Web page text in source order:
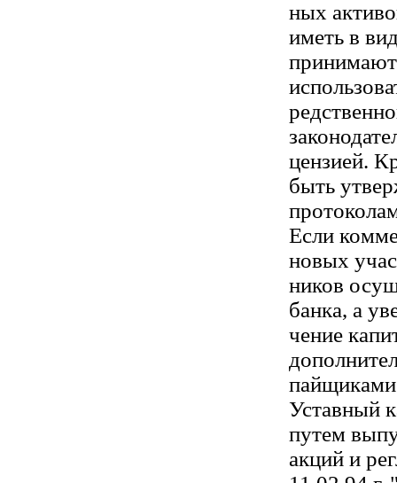
ных
иметь в
цензией.
быть
Если
новых
ников
банка, а
чение
Уставный
путем
акций и